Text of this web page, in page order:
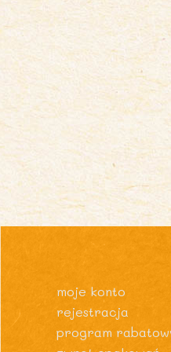
moje konto
rejestracja
program